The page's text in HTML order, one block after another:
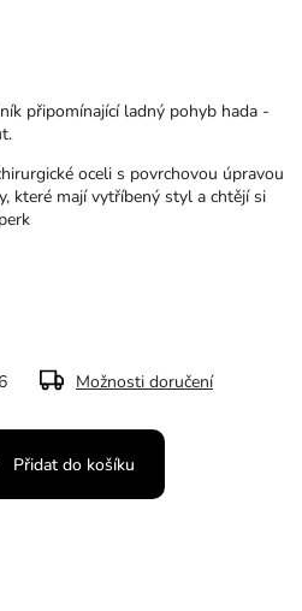
připomínající ladný pohyb hada -
oceli s povrchovou úpravou
které mají vytříbený styl a chtějí si
Možnosti doručení
Přidat do košíku